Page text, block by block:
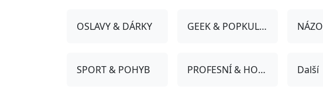
OSLAVY & DÁRKY GEEK & POPKULTURA
SPORT & POHYB PROFESNÍ & HOBBY Další